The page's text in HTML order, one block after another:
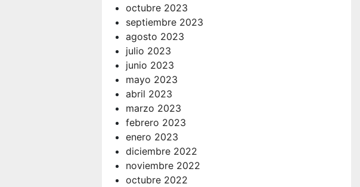
octubre 2023
septiembre 2023
agosto 2023
julio 2023
junio 2023
mayo 2023
abril 2023
marzo 2023
febrero 2023
enero 2023
diciembre 2022
noviembre 2022
octubre 2022